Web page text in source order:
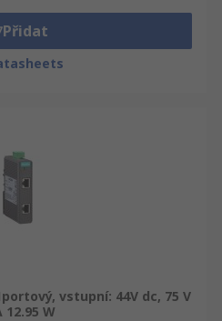
Přidat
vstupní: 44V dc, 75 V
W